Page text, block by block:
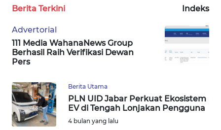
Berita Terkini Indeks
Advertorial
111 Media WahanaNews Group
Berhasil Raih Verifikasi Dewan
Pers
Berita Utama
PLN UID Jabar Perkuat Ekosistem
EV di Tengah Lonjakan Pengguna
4 bulan yang lalu
PEDOMAN
SIBER
KARIR
DISCLAIMER